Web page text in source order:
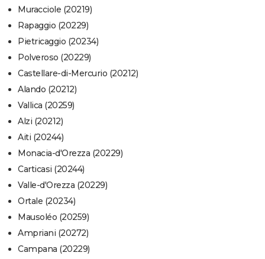
Muracciole (20219)
Rapaggio (20229)
Pietricaggio (20234)
Polveroso (20229)
Castellare-di-Mercurio (20212)
Alando (20212)
Vallica (20259)
Alzi (20212)
Aiti (20244)
Monacia-d'Orezza (20229)
Carticasi (20244)
Valle-d'Orezza (20229)
Ortale (20234)
Mausoléo (20259)
Ampriani (20272)
Campana (20229)